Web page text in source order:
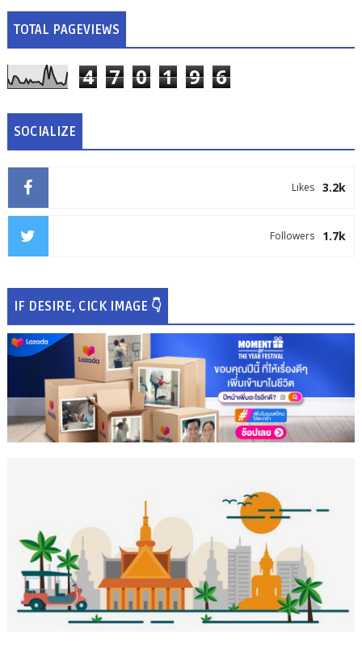
TOTAL PAGEVIEWS
4 7 0 1 9 6
SOCIALIZE
3.2k
Likes
1.7k
Followers
IF DESIRE, CICK IMAGE 👇